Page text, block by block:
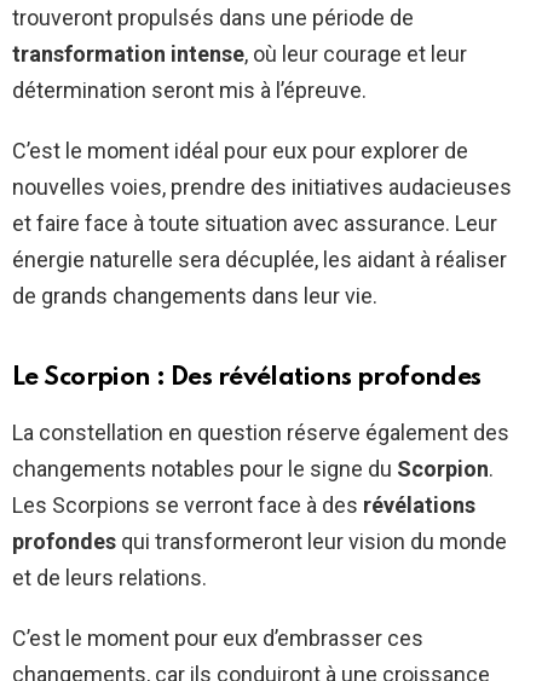
trouveront propulsés dans une période de
transformation intense, où leur courage et leur
détermination seront mis à l’épreuve.
C’est le moment idéal pour eux pour explorer de
nouvelles voies, prendre des initiatives audacieuses
et faire face à toute situation avec assurance. Leur
énergie naturelle sera décuplée, les aidant à réaliser
de grands changements dans leur vie.
Le Scorpion : Des révélations profondes
La constellation en question réserve également des
changements notables pour le signe du Scorpion.
Les Scorpions se verront face à des révélations
profondes qui transformeront leur vision du monde
et de leurs relations.
C’est le moment pour eux d’embrasser ces
changements, car ils conduiront à une croissance